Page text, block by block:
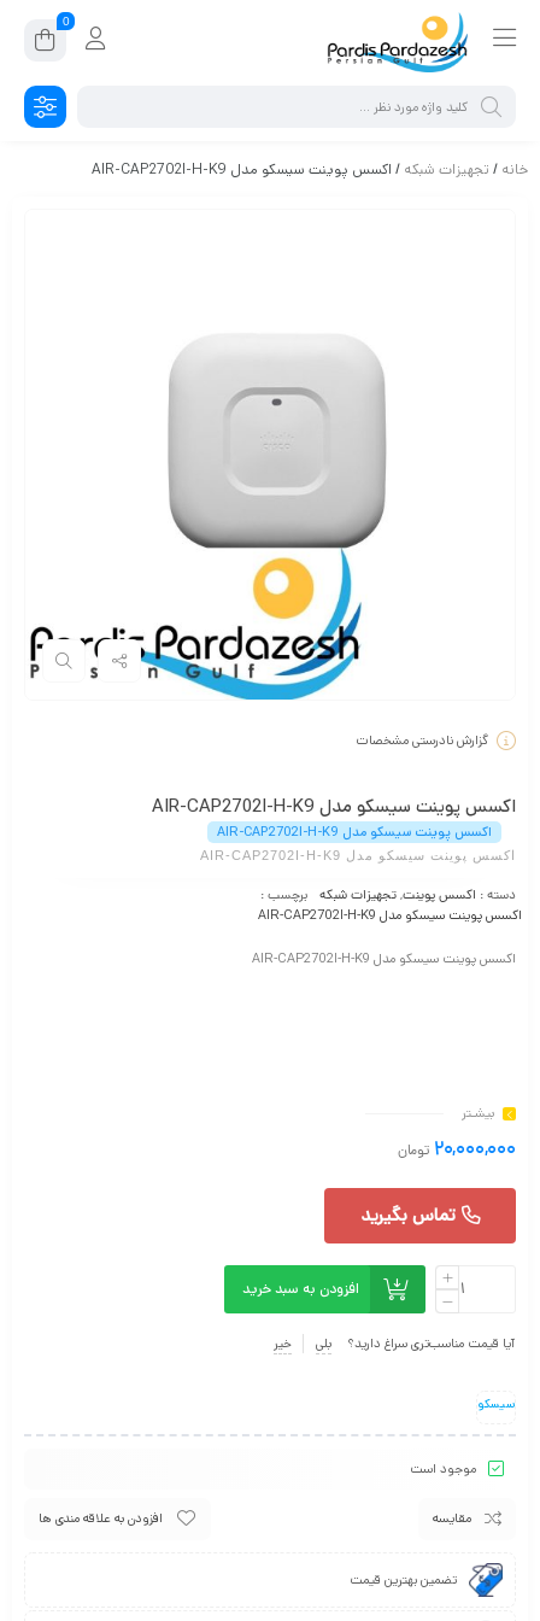
0
خانه / تجهیزات شبکه / اکسس پوینت سیسکو مدل AIR-CAP2702I-H-K9
گزارش نادرستی مشخصات
اکسس پوینت سیسکو مدل AIR-CAP2702I-H-K9
اکسس پوینت سیسکو مدل AIR-CAP2702I-H-K9
اکسس پوینت سیسکو مدل AIR-CAP2702I-H-K9
دسته : اکسس پوینت,تجهیزات شبکه
برچسب :
اکسس پوینت سیسکو مدل AIR-CAP2702I-H-K9
اکسس پوینت سیسکو مدل AIR-CAP2702I-H-K9
بیشـتر
۲۰,۰۰۰,۰۰۰ تومان
تماس بگیرید
افزودن به سبد خرید
آیا قیمت مناسب‌تری سراغ دارید؟ بلی خیر
سیسکو
موجود است
مقایسه افزودن به علاقه مندی ها
تضمین بهترین قیمت